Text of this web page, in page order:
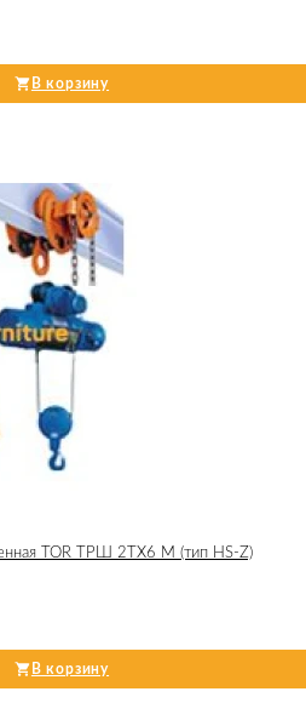
В корзину
TOR ТРШ 2ТХ6 М (тип HS-Z)
В корзину